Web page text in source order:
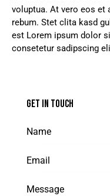
voluptua. At vero eos et
rebum. Stet clita kasd
est Lorem ipsum dolor
consetetur sadipscing
GET IN TOUCH